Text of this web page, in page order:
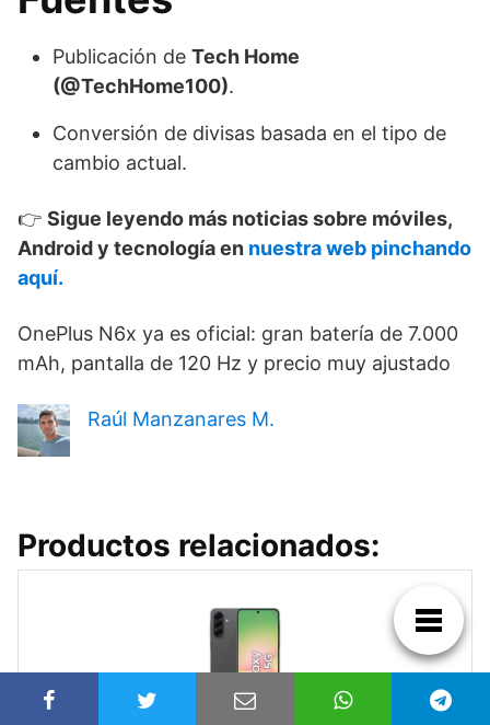
Publicación de Tech Home
(@TechHome100).
Conversión de divisas basada en el tipo de
cambio actual.
👉 Sigue leyendo más noticias sobre móviles,
Android y tecnología en nuestra web pinchando
aquí.
OnePlus N6x ya es oficial: gran batería de 7.000
mAh, pantalla de 120 Hz y precio muy ajustado
Raúl Manzanares M.
Productos relacionados: